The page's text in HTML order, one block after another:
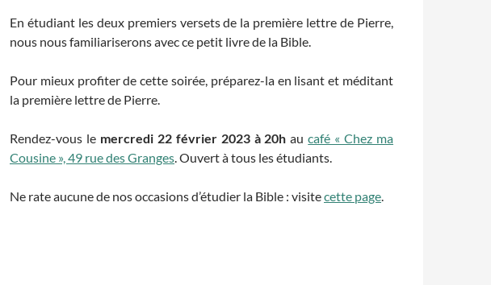
En étudiant les deux premiers versets de la première lettre de Pierre,
nous nous familiariserons avec ce petit livre de la Bible.
Pour mieux profiter de cette soirée, préparez-la en lisant et méditant
la première lettre de Pierre.
Rendez-vous le mercredi 22 février 2023 à 20h aucafé « Chez ma
Cousine », 49 rue des Granges. Ouvert à tous les étudiants.
Ne rate aucune de nos occasions d’étudier la Bible : visitecette page.